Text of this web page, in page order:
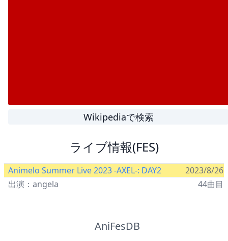
Wikipediaで検索
ライブ情報(FES)
Animelo Summer Live 2023 -AXEL-: DAY2
2023/8/26
出演：angela
44曲目
AniFesDB